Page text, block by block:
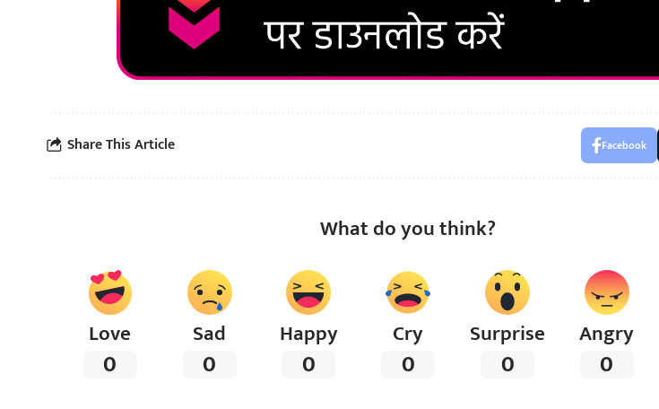
Share This Article Facebook
What do you think?
Love
0
Sad
0
Happy
0
Cry
0
Surprise
0
Angry
0